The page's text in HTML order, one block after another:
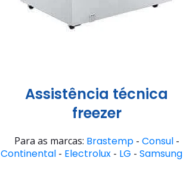
Assistência técnica
freezer
Para as marcas: Brastemp- Consul-
Continental - Electrolux - LG - Samsung